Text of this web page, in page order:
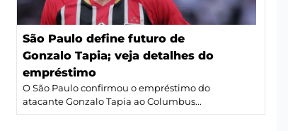
São Paulo define futuro de
Gonzalo Tapia; veja detalhes do
empréstimo
O São Paulo confirmou o empréstimo do
atacante Gonzalo Tapia ao Columbus...